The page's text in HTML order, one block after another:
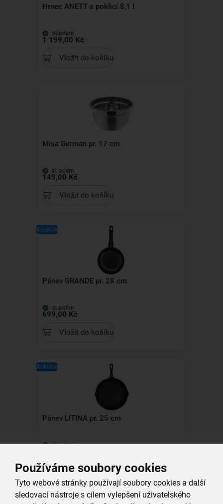
Používáme soubory cookies
Tyto webové stránky používají soubory cookies a další
sledovací nástroje s cílem vylepšení uživatelského
Hrnec ANETT s poklicí 8,1 l
skladem
1 199,00 Kč
Vložit do košíku
Mísa German pr. 17 cm
skladem
149,00 Kč
Vložit do košíku
Kolekce
Pánev GRANDE pr. 28 cm
skladem
699,00 Kč
Vložit do košíku
Kolekce
Pánev LITINA pr. 25 cm
skladem
Vložit do košíku